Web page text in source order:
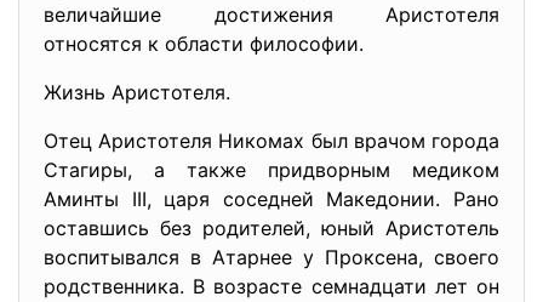
величайшие достижения Аристотеля
относятся к области философии.
Жизнь Аристотеля.
Отец Аристотеля Никомах был врачом города
Стагиры, а также придворным медиком
Аминты III, царя соседней Македонии. Рано
оставшись без родителей, юный Аристотель
воспитывался в Атарнее у Проксена, своего
родственника. В возрасте семнадцати лет он